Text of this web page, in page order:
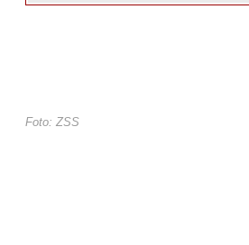
Foto: ZSS